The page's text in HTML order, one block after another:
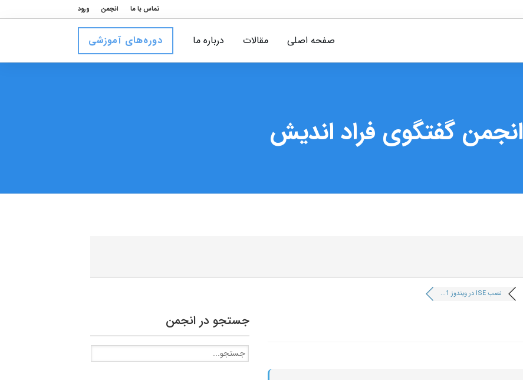
تماس با ما انجمن ورود
صفحه اصلی مقالات درباره ما دوره‌های آموزشی
انجمن گفتگوی فراد اندیش
نصب ISE در ویندوز 1...
جستجو در انجمن